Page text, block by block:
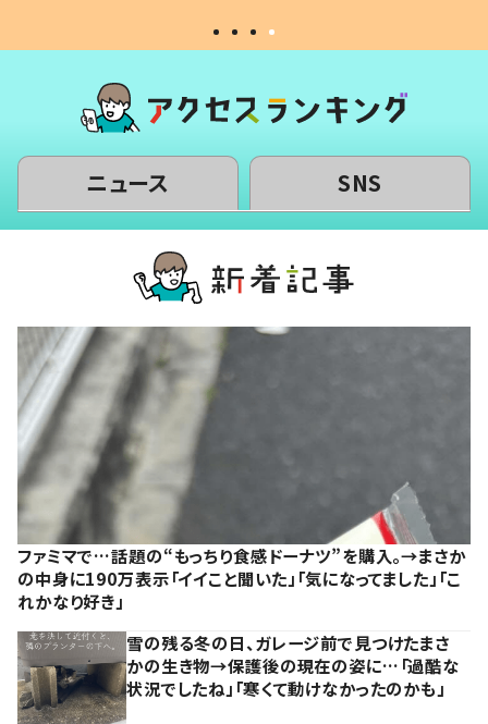
ニュース SNS
ファミマで…話題の“もっちり食感ドーナツ”を購入。→まさか
の中身に190万表示「イイこと聞いた」「気になってました」「こ
れかなり好き」
雪の残る冬の日、ガレージ前で見つけたまさ
かの生き物→保護後の現在の姿に…「過酷な
状況でしたね」「寒くて動けなかったのかも」